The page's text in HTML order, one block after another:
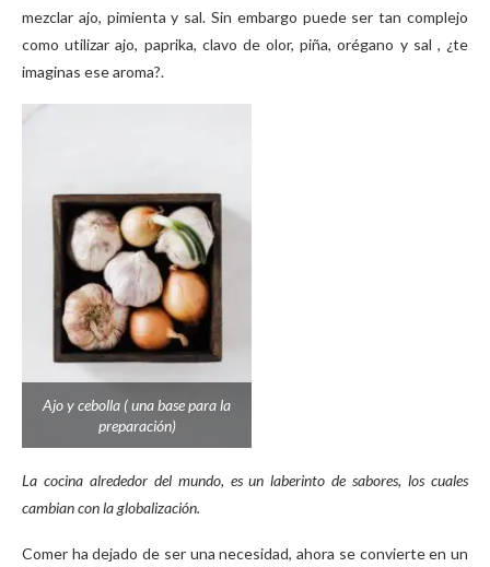
mezclar ajo, pimienta y sal. Sin embargo puede ser tan complejo
como utilizar ajo, paprika, clavo de olor, piña, orégano y sal , ¿te
imaginas ese aroma?.
Ajo y cebolla ( una base para la
preparación)
La cocina alrededor del mundo, es un laberinto de sabores, los cuales
cambian con la globalización.
Comer ha dejado de ser una necesidad, ahora se convierte en un